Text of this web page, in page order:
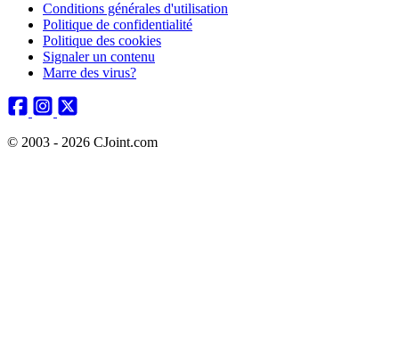
Conditions générales d'utilisation
Politique de confidentialité
Politique des cookies
Signaler un contenu
Marre des virus?
© 2003 - 2026 CJoint.com